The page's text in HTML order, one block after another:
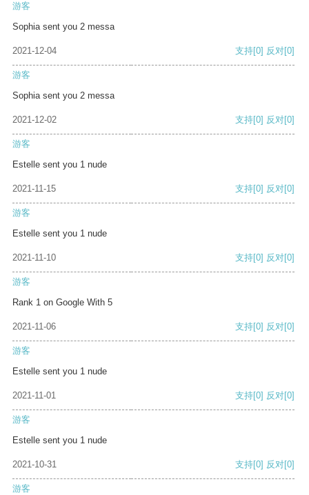
游客
Sophia sent you 2 messa
2021-12-04 支持[0] 反对[0]
游客
Sophia sent you 2 messa
2021-12-02 支持[0] 反对[0]
游客
Estelle sent you 1 nude
2021-11-15 支持[0] 反对[0]
游客
Estelle sent you 1 nude
2021-11-10 支持[0] 反对[0]
游客
Rank 1 on Google With 5
2021-11-06 支持[0] 反对[0]
游客
Estelle sent you 1 nude
2021-11-01 支持[0] 反对[0]
游客
Estelle sent you 1 nude
2021-10-31 支持[0] 反对[0]
游客